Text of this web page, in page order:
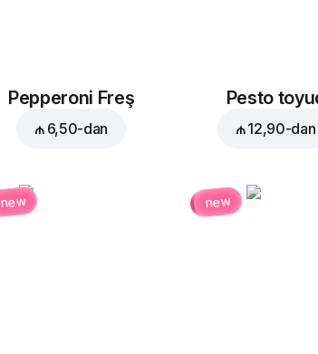
Pepperoni Freş
₼ 6,50-dan
Pesto
₼ 12,90-dan
new new